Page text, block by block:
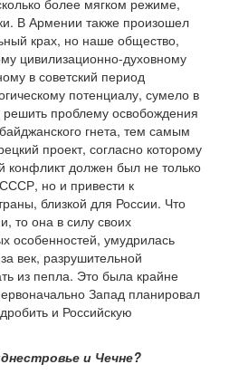
более мягком режиме,
В Армении также произошел
крах, но наше общество,
цивилизационно-духовному
в советский период
потенциалу, сумело в
проблему освобождения
гнета, тем самым
проект, согласно которому
конфликт должен был не только
но и привести к
близкой для России. Что
то она в силу своих
особенностей, умудрилась
век, разрушительной
из пепла. Это была крайне
Запад планировал
и Российскую
и Чечне?